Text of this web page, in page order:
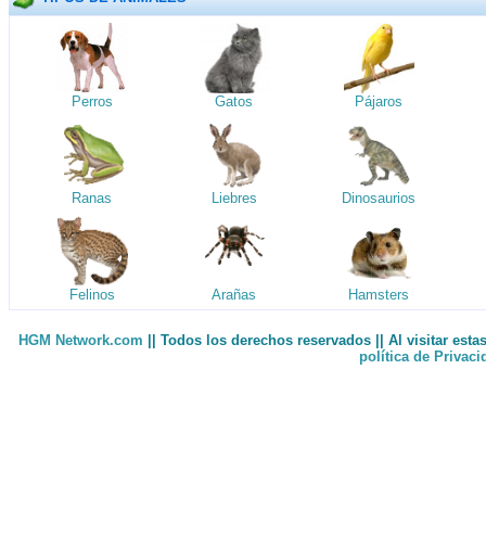
Perros Gatos Pájaros
Ranas Liebres Dinosaurios
Felinos Arañas Hamsters
HGM Network.com || Todos los derechos reservados || Al visitar
política de